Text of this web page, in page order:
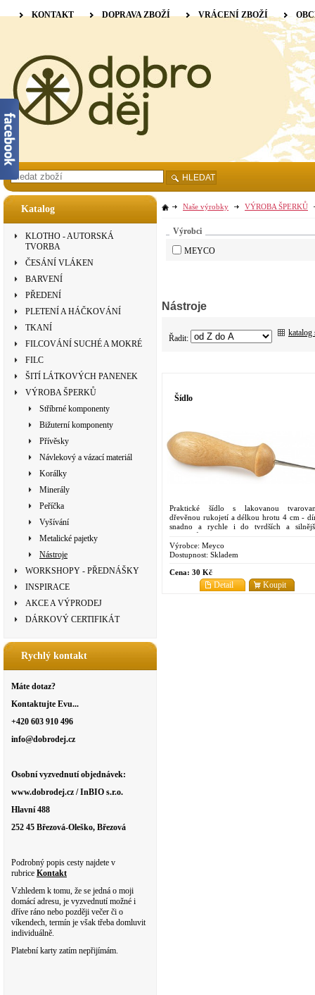
Katalog
KLOTHO - AUTORSKÁ
TVORBA
ČESÁNÍ VLÁKEN
BARVENÍ
PŘEDENÍ
PLETENÍ A HÁČKOVÁNÍ
TKANÍ
FILCOVÁNÍ SUCHÉ A MOKRÉ
FILC
ŠITÍ LÁTKOVÝCH PANENEK
VÝROBA ŠPERKŮ
Stříbrné komponenty
Bižuterní komponenty
Přívěsky
Návlekový a vázací materiál
Korálky
Minerály
Peříčka
Vyšívání
Metalické pajetky
Nástroje
WORKSHOPY - PŘEDNÁŠKY
INSPIRACE
AKCE A VÝPRODEJ
DÁRKOVÝ CERTIFIKÁT
Rychlý kontakt
Máte dotaz?
Kontaktujte Evu...
+420 603 910 496
info@dobrodej.cz
Osobní vyzvednutí objednávek:
www.dobrodej.cz / InBIO s.r.o.
Hlavní 488
252 45 Březová-Oleško, Březová
Podrobný popis cesty najdete v
rubrice Kontakt
Vzhledem k tomu, že se jedná o moji
domácí adresu, je vyzvednutí možné i
dříve ráno nebo později večer či o
víkendech, termín je však třeba domluvit
individuálně.
Platební karty zatím nepřijímám.
Naše výrobky VÝROBA ŠPERKŮ
Výrobci
MEYCO
Nástroje
Řadit:
katalog
Šídlo
Praktické šídlo s lakovanou
dřevěnou rukojetí a délkou hrotu 4 cm -
snadno a rychle i do tvrdších a
materiálů
Výrobce: Meyco
Dostupnost: Skladem
Cena: 30 Kč
Koupit
Detail
KONTAKT DOPRAVA ZBOŽÍ VRÁCENÍ ZBOŽÍ
HLEDAT